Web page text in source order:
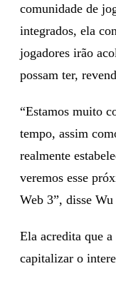
comunidade de
integrados, ela
jogadores irão
possam ter,
“Estamos muito
tempo, assim
realmente
veremos esse
Web 3”, disse Wu
Ela acredita que
capitalizar o